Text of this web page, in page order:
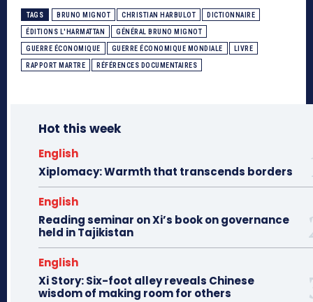
TAGS BRUNO MIGNOT CHRISTIAN HARBULOT DICTIONNAIRE
ÉDITIONS L'HARMATTAN GÉNÉRAL BRUNO MIGNOT
GUERRE ÉCONOMIQUE GUERRE ÉCONOMIQUE MONDIALE LIVRE
RAPPORT MARTRE RÉFÉRENCES DOCUMENTAIRES
Hot this week
English
Xiplomacy: Warmth that transcends borders
English
Reading seminar on Xi’s book on governance
held in Tajikistan
English
Xi Story: Six-foot alley reveals Chinese
wisdom of making room for others